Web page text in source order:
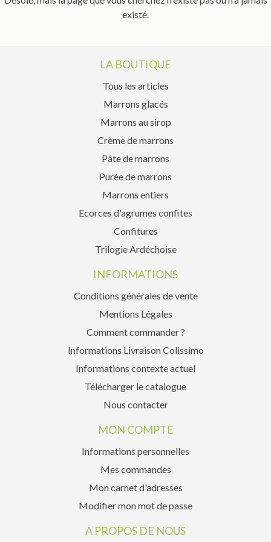
existé.
LA BOUTIQUE
Tous les articles
Marrons glacés
Marrons au sirop
Crème de marrons
Pâte de marrons
Purée de marrons
Marrons entiers
Ecorces d'agrumes confites
Confitures
Trilogie Ardéchoise
INFORMATIONS
Conditions générales de vente
Mentions Légales
Comment commander ?
Informations Livraison Colissimo
Informations contexte actuel
Télécharger le catalogue
Nous contacter
MON COMPTE
Informations personnelles
Mes commandes
Mon carnet d'adresses
Modifier mon mot de passe
A PROPOS DE NOUS